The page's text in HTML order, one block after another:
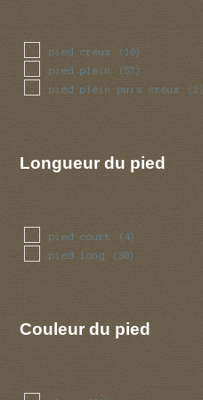
pied creux (10)
pied plein (57)
pied plein puis creux (2)
Longueur du pied
pied court (4)
pied long (30)
Couleur du pied